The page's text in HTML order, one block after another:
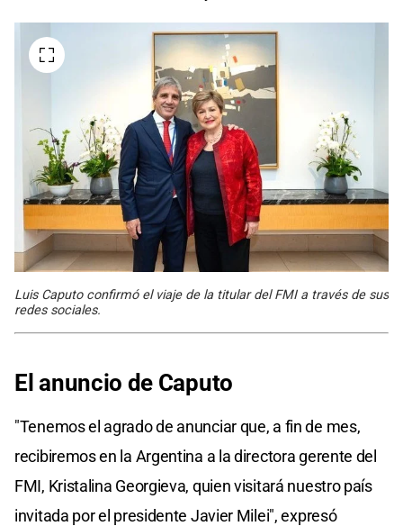
Luis Caputo confirmó el viaje de la titular del FMI a través de sus
redes sociales.
El anuncio de Caputo
"Tenemos el agrado de anunciar que, a fin de mes,
recibiremos en la Argentina a la directora gerente del
FMI, Kristalina Georgieva, quien visitará nuestro país
invitada por el presidente Javier Milei", expresó